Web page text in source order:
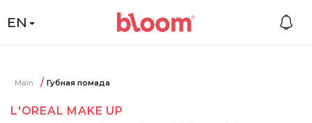
EN
Main Губная помада
L'OREAL MAKE UP